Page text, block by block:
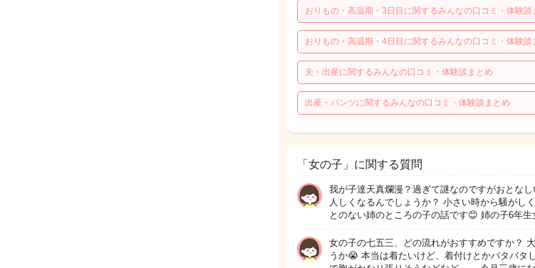
おりもの・高温期・3日目に関するみんなの口コミ・体験談
おりもの・高温期・4日目に関するみんなの口コミ・体験談
夫・出産に関するみんなの口コミ・体験談まとめ
出産・パンツに関するみんなの口コミ・体験談まとめ
「女の子」に関する質問
我が子達天真爛漫？過ぎて謎なのですがおとな
人しくなるんでしょうか？ 小さい時から騒がし
とのない姉のところの子の話です😊 姉の子6年
女の子の七五三、どの流れがおすすめですか？
うか😭 本当は着たいけど、着付けとかバタバタ